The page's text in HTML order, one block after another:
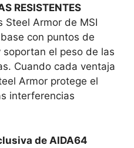
RESISTENTES
Steel Armor de MSI
con puntos de
el peso de las
Cuando cada ventaja
Armor protege el
interferencias
de AIDA64